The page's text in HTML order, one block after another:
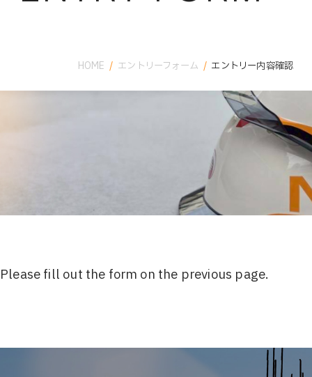
HOME / エントリーフォーム / エントリー内容確認
Please fill out the form on the previous page.